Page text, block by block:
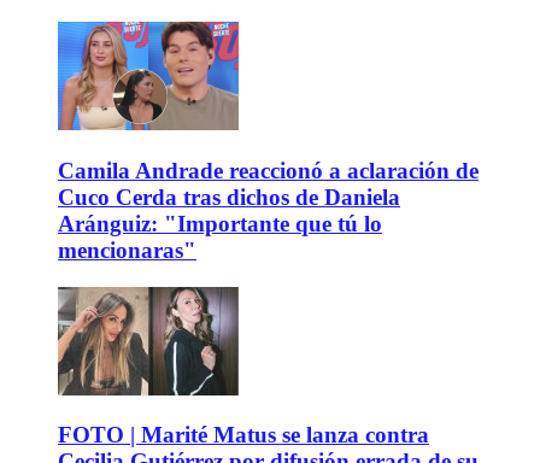
Camila Andrade reaccionó a aclaración de
Cuco Cerda tras dichos de Daniela
Aránguiz: "Importante que tú lo
mencionaras"
FOTO | Marité Matus se lanza contra